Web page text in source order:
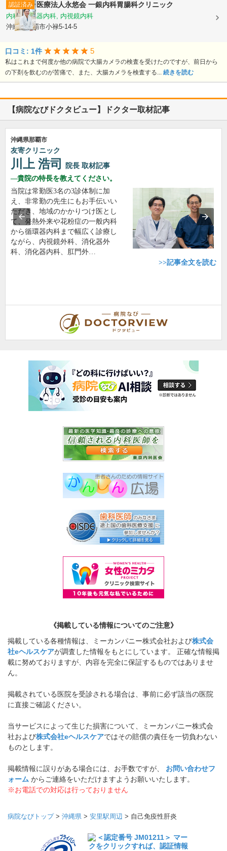
認証済み 医療法人永悠会 一銀内科胃腸科クリニック
内科, 消化器内科, 内視鏡内科
沖縄県那覇市小禄5-14-5
口コミ: 1件 5
私はこれまで何度か他の病院で大腸カメラの検査を受けたのですが、前日から
の下剤を飲むのが苦痛で、また、大腸カメラを検査する... 続きを読む
【病院なびドクタビュー】ドクター取材記事
沖縄県那覇市
友寄クリニック
川上 浩司 院長 取材記事
貴院の特長を教えてください。
当院は常勤医3名の3診体制に加
え、非常勤の先生にもお手伝いい
ただき、地域のかかりつけ医とし
て、発熱外来や花粉症の一般内科
から循環器内科まで幅広く診療し
ながら、内視鏡外科、消化器外
科、消化器内科、肛門外…
>>記事全文を読む
《掲載している情報についてのご注意》
掲載している各種情報は、ミーカンパニー株式会社および株式会
社eヘルスケアが調査した情報をもとにしています。 正確な情報掲
載に努めておりますが、内容を完全に保証するものではありませ
ん。
掲載されている医院を受診される場合は、事前に必ず該当の医院
に直接ご確認ください。
当サービスによって生じた損害について、ミーカンパニー株式会
社および株式会社eヘルスケアではその賠償の責任を一切負わない
ものとします。
掲載情報に誤りがある場合には、お手数ですが、 お問い合わせフ
ォーム からご連絡をいただけますようお願いいたします。
※お電話での対応は行っておりません
病院なびトップ> 沖縄県 > 安里駅周辺 > 自己免疫性肝炎